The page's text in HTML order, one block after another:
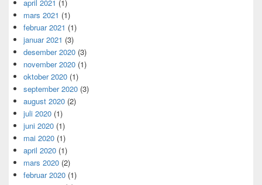
april 2021 (1)
mars 2021 (1)
februar 2021 (1)
januar 2021 (3)
desember 2020 (3)
november 2020 (1)
oktober 2020 (1)
september 2020 (3)
august 2020 (2)
juli 2020 (1)
juni 2020 (1)
mai 2020 (1)
april 2020 (1)
mars 2020 (2)
februar 2020 (1)